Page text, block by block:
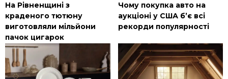
На Рівненщині з
краденого тютюну
виготовляли мільйони
пачок цигарок
Чому покупка авто на
аукціоні у США б’є всі
рекорди популярності